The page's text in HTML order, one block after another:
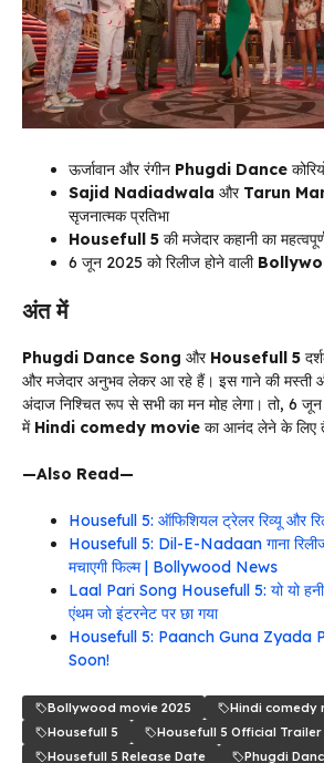
ऊर्जावान और रंगीन Phugdi Dance
Sajid Nadiadwala और Tarun
सृजनात्मक प्रतिभा
Housefull 5 की मजेदार कहानी का
6 जून 2025 को रिलीज होने वाली
अंत में
Phugdi Dance Song और Housefull 5
और मजेदार अनुभव लेकर आ रहे हैं। इस गाने की मस्ती
अंदाज निश्चित रूप से सभी का मन मोह लेगा। तो, 6 जून
में Hindi comedy movie का आनंद लेने के लिए
—Also Read—
Housefull 5: ऑफिशियल ट्रेलर रिव्यू और
Housefull 5: Dil-E-Nadaan गाना
मचाएगी फिल्म | Bollywood News
Laal Pari Song Housefull 5: यो यो हनी
एंथम जो इंटरनेट पर छा गया
Housefull 5: Paanch Guna Zyada
Soon!
Bollywood movie 2025
Hindi comedy
Housefull 5
Housefull 5 Official Trailer
Housefull 5 Release Date
Phugdi